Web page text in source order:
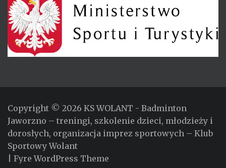
Copyright © 2026 KS WOLANT - Badminton
Jaworzno – treningi, szkolenie dzieci, młodzieży i
dorosłych, organizacja imprez sportowych – Klub
Sportowy Wolant
Fyre WordPress Theme